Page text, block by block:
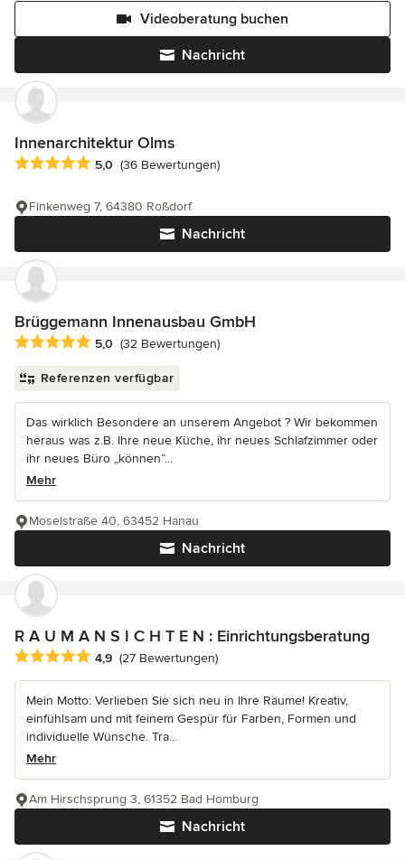
Nachricht
Videoberatung buchen
Innenarchitektur Olms
Durchschnittliche Bewertung: 5 von 5 Sternen
5,0 (36 Bewertungen)
Nachricht
Finkenweg 7, 64380 Roßdorf
Brüggemann Innenausbau GmbH
Durchschnittliche Bewertung: 5 von 5 Sternen
5,0 (32 Bewertungen)
Referenzen verfügbar
Das wirklich Besondere an unserem Angebot ? Wir bekommen
heraus was z.B. Ihre neue Küche, ihr neues Schlafzimmer oder
ihr neues Büro „können“...
Mehr
Nachricht
Moselstraße 40, 63452 Hanau
R A U M A N S I C H T E N : Einrichtungsberatung
Durchschnittliche Bewertung: 4.9 von 5 Sternen
4,9 (27 Bewertungen)
Mein Motto: Verlieben Sie sich neu in Ihre Räume! Kreativ,
einfühlsam und mit feinem Gespür für Farben, Formen und
individuelle Wünsche. Tra...
Mehr
Nachricht
Am Hirschsprung 3, 61352 Bad Homburg